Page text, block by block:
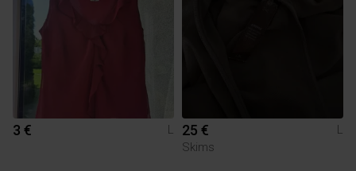
3 € L 25 €
L
Skims